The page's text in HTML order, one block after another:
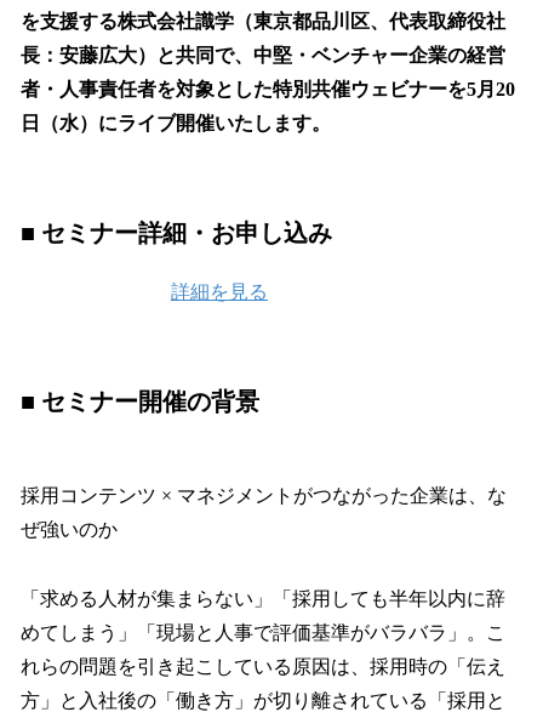
を支援する株式会社識学（東京都品川区、代表取締役社
長：安藤広大）と共同で、中堅・ベンチャー企業の経営
者・人事責任者を対象とした特別共催ウェビナーを5月20
日（水）にライブ開催いたします。
■ セミナー詳細・お申し込み
詳細を見る
■ セミナー開催の背景
採用コンテンツ × マネジメントがつながった企業は、な
ぜ強いのか
「求める人材が集まらない」「採用しても半年以内に辞
めてしまう」「現場と人事で評価基準がバラバラ」。こ
れらの問題を引き起こしている原因は、採用時の「伝え
方」と入社後の「働き方」が切り離されている「採用と